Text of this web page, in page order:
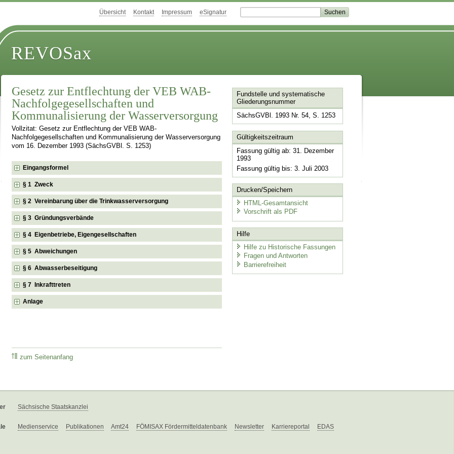
Übersicht Kontakt Impressum eSignatur
REVOSax
Gesetz zur Entflechtung der VEB WAB-
Nachfolgegesellschaften und
Kommunalisierung der Wasserversorgung
Vollzitat: Gesetz zur Entflechtung der VEB WAB-
Nachfolgegesellschaften und Kommunalisierung der Wasserversorgung
vom 16. Dezember 1993 (SächsGVBl. S. 1253)
Eingangsformel
§ 1 Zweck
§ 2 Vereinbarung über die Trinkwasserversorgung
§ 3 Gründungsverbände
§ 4 Eigenbetriebe, Eigengesellschaften
§ 5 Abweichungen
§ 6 Abwasserbeseitigung
§ 7 Inkrafttreten
Anlage
zum Seitenanfang
Fundstelle und systematische
Gliederungsnummer
SächsGVBl. 1993 Nr. 54, S. 1253
Gültigkeitszeitraum
Fassung gültig ab: 31. Dezember
1993
Fassung gültig bis: 3. Juli 2003
Drucken/Speichern
HTML-Gesamtansicht
Vorschrift als PDF
Hilfe
Hilfe zu Historische Fassungen
Fragen und Antworten
Barrierefreiheit
Sächsische Staatskanzlei
Medienservice Publikationen Amt24 FÖMISAX Fördermitteldatenbank Newsletter Karriereportal EDAS